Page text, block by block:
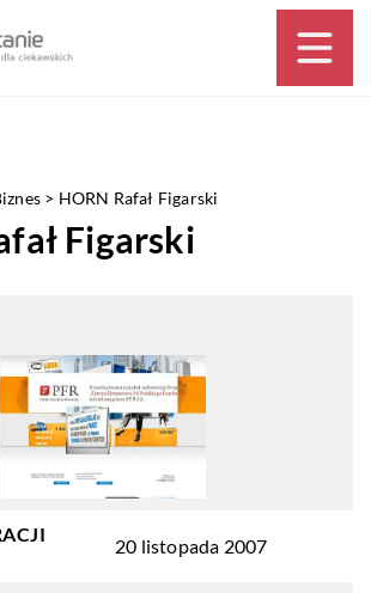
> HORN Rafał Figarski
Figarski
20 listopada 2007